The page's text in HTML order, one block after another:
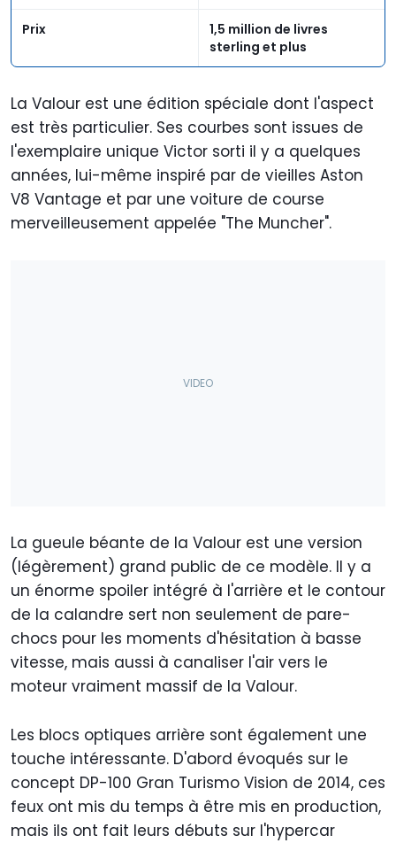
Prix
1,5 million de livres
sterling et plus
La Valour est une édition spéciale dont l'aspect
est très particulier. Ses courbes sont issues de
l'exemplaire unique Victor sorti il y a quelques
années, lui-même inspiré par de vieilles Aston
V8 Vantage et par une voiture de course
merveilleusement appelée "The Muncher".
La gueule béante de la Valour est une version
(légèrement) grand public de ce modèle. Il y a
un énorme spoiler intégré à l'arrière et le contour
de la calandre sert non seulement de pare-
chocs pour les moments d'hésitation à basse
vitesse, mais aussi à canaliser l'air vers le
moteur vraiment massif de la Valour.
Les blocs optiques arrière sont également une
touche intéressante. D'abord évoqués sur le
concept DP-100 Gran Turismo Vision de 2014, ces
feux ont mis du temps à être mis en production,
mais ils ont fait leurs débuts sur l'hypercar